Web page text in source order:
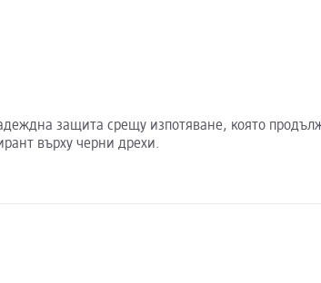
защита срещу изпотяване, която
върху черни дрехи.